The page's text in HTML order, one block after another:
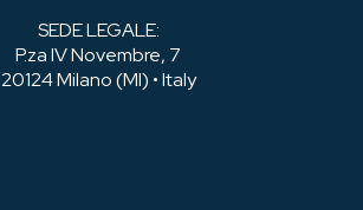
SEDE LEGALE:
P.za IV Novembre, 7
20124 Milano (MI) • Italy